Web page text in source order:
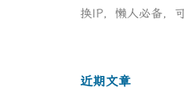
换IP，懒人必备，
近期文章